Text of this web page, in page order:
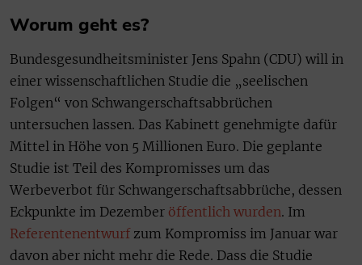
Worum geht es?
Bundesgesundheitsminister Jens Spahn (CDU) will in
einer wissenschaftlichen Studie die „seelischen
Folgen“ von Schwangerschaftsabbrüchen
untersuchen lassen. Das Kabinett genehmigte dafür
Mittel in Höhe von 5 Millionen Euro. Die geplante
Studie ist Teil des Kompromisses um das
Werbeverbot für Schwangerschaftsabbrüche, dessen
Eckpunkte im Dezember öffentlich wurden. Im
Referentenentwurfzum Kompromiss im Januar war
davon aber nicht mehr die Rede. Dass die Studie